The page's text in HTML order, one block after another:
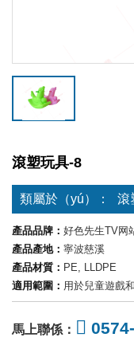
滾塑玩具-8
類屬於（yú）： 滾
產品品牌： 好色先生TV网
產品產地： 寧波慈溪
產品材質： PE, LLDPE
適用範圍： 用於兒童遊戲
馬上聯係：